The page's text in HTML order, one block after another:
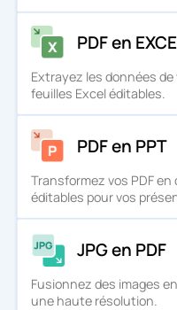
PDF en
Extrayez les données
feuilles Excel éditables.
PDF en PPT
Transformez vos PDF
éditables pour vos
JPG en PDF
Fusionnez des images
une haute résolution.